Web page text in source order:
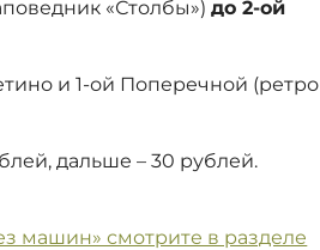
«Столбы»)до 2-ой
и 1-ой Поперечной (ретро
дальше – 30 рублей.
машин» смотрите в разделе